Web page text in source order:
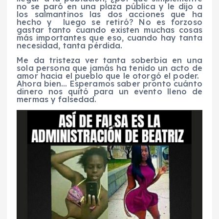
no se paró en una plaza pública y le dijo a
los salmantinos las dos acciones que ha
hecho y luego se retiró? No es forzoso
gastar tanto cuando existen muchas cosas
más importantes que eso, cuando hay tanta
necesidad, tanta pérdida.
Me da tristeza ver tanta soberbia en una
sola persona que jamás ha tenido un acto de
amor hacia el pueblo que le otorgó el poder.
Ahora bien… Esperamos saber pronto cuánto
dinero nos quitó para un evento lleno de
mermas y falsedad.